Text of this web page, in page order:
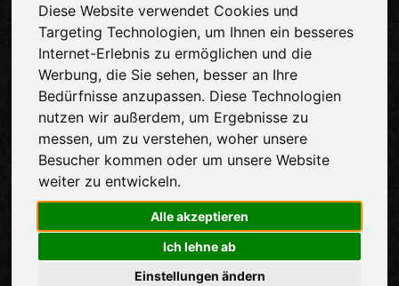
Diese Website verwendet Cookies und
Targeting Technologien, um Ihnen ein besseres
Internet-Erlebnis zu ermöglichen und die
Werbung, die Sie sehen, besser an Ihre
Bedürfnisse anzupassen. Diese Technologien
nutzen wir außerdem, um Ergebnisse zu
messen, um zu verstehen, woher unsere
Besucher kommen oder um unsere Website
weiter zu entwickeln.
Alle akzeptieren
Ich lehne ab
Einstellungen ändern